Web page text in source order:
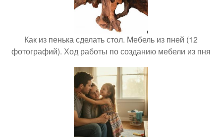
Как из пенька сделать стол. Мебель из пней (12
фотографий). Ход работы по созданию мебели из пня